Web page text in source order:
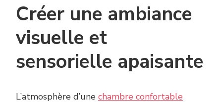
Créer une ambiance
visuelle et
sensorielle apaisante
L’atmosphère d’une chambre confortable